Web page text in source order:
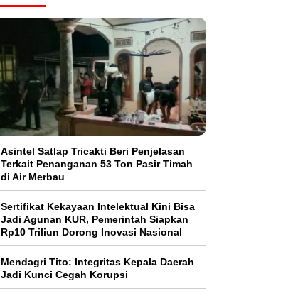
Asintel Satlap Tricakti Beri Penjelasan
Terkait Penanganan 53 Ton Pasir Timah
di Air Merbau
Sertifikat Kekayaan Intelektual Kini Bisa
Jadi Agunan KUR, Pemerintah Siapkan
Rp10 Triliun Dorong Inovasi Nasional
Mendagri Tito: Integritas Kepala Daerah
Jadi Kunci Cegah Korupsi